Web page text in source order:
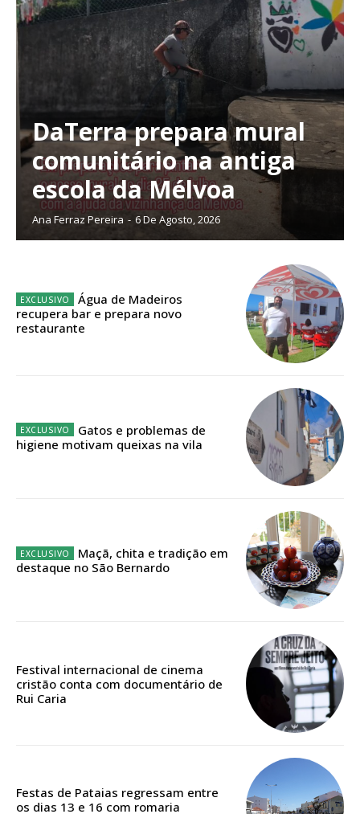
Edição em papel entregue à Quinta-feira em sua
Acesso ao conteúdo online
Acesso aos conteúdos Exclusivos para
Ofertas para assinatura anual
Escolha o plano
ASSINATURA
16
Acesso aos conteúdos Exclusivos para
assinantes
DaTerra prepara mural
comunitário na antiga
escola da Mélvoa
Ana Ferraz Pereira - 6 De Agosto, 2026
Água de Madeiros
recupera bar e prepara novo
restaurante
Gatos e problemas de
higiene motivam queixas na vila
Maçã, chita e tradição em
destaque no São Bernardo
Festival internacional de cinema
cristão conta com documentário de
Rui Caria
Festas de Pataias regressam entre
os dias 13 e 16 com romaria